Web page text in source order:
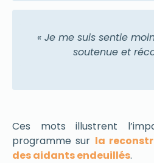
« Je me suis sentie
soutenue et
Ces mots illustrent
programme sur la
des aidants endeuillés.